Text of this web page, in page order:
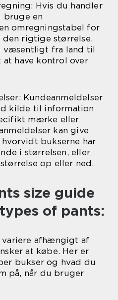
Hvis du handler
bruge en
omregningstabel for
rigtige størrelse.
væsentligt fra land til
have kontrol over
Kundeanmeldelser
kilde til information
mærke eller
kan give
bukserne har
i størrelsen, eller
op eller ned.
size guide
of pants:
variere afhængigt af
at købe. Her er
bukser og hvad du
på, når du bruger